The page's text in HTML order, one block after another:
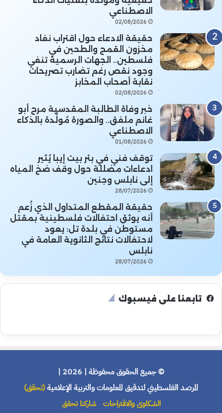
الاصطناعي
02/08/2026
حقيقة الادعاء حول اقتراب نفاد
مخزون القمح والطحين في
فلسطين.. الجهات الرسمية تنفي
وجود نقص رغم تضارب تصريحات
نقابة أصحاب المخابز
02/08/2026
خبر وفاة الطالبة المقدسية مرح أبو
غانم ملفق.. والصورة مُولَّدة بالذكاء
الاصطناعي
01/08/2026
توقف فني في بئر بيت إيبا يُثير
ادعاءات مضللة حول وقف ضخ المياه
إلى نابلس وجنين
28/07/2026
حقيقة المقطع المتداول الذي زُعم
أنه يوثق احتفالات فلسطينية بمقتل
مستوطن في بلدة تل: يعود
لاحتفالات نتائج الثانوية العامة في
نابلس
28/07/2026
تابعنا على فيسبوك
© جميع الحقوق محفوظة | 2026 |
المرصد الفلسطيني لتدقيق المعلومات والتربية الإعلامية(تحقق)
الشكاوى والاقتراحات شاركنا تحقق